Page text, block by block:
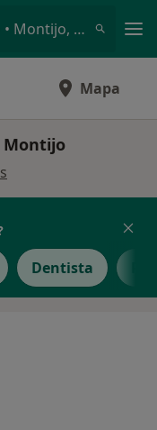
Primeira Consulta Nutrição • Montijo, Setúbal
Mapa
Montijo
Dentista